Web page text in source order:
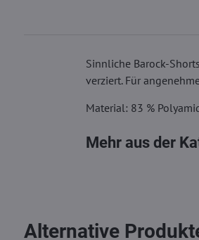
Sinnliche Barock-
verziert. Für
Material: 83 %
Mehr aus der
Alternative